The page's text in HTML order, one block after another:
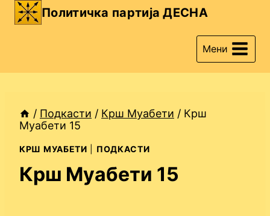
Skip
Политичка партија ДЕСНА
Мени
/ Подкасти / Крш Муабети / Крш
Муабети 15
КРШ МУАБЕТИ ПОДКАСТИ
Крш Муабети 15